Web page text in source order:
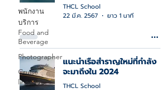
พนักงาน
บริการ
Food and
Beverage
Photographer
Cruise
lines เรือ
THCL School
22 มี.ค. 2567
ยาว 1 นาที
แนะนำเรือสำราญใหม่ที่กำลัง
จะมาถึงใน 2024
THCL School